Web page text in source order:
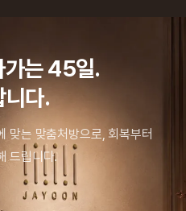
가는 45일.
니다.
맞는 맞춤처방으로, 회복부터
드립니다.